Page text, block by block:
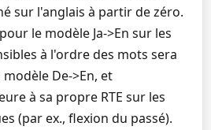
sur l'anglais à partir de zéro.
pour le modèle Ja->En sur les
à l'ordre des mots sera
De->En, et
à sa propre RTE sur les
(par ex., flexion du passé).